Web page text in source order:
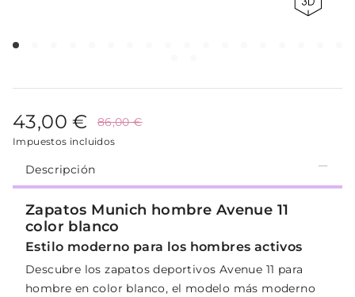
43,00 € 86,00 €
Impuestos incluidos
Descripción
Zapatos Munich hombre Avenue 11
color blanco
Estilo moderno para los hombres activos
Descubre los zapatos deportivos Avenue 11 para
hombre en color blanco, el modelo más moderno